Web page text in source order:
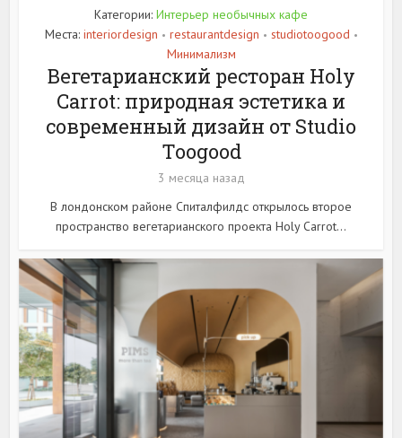
Категории: Интерьер необычных кафе
Места: interiordesign • restaurantdesign • studiotoogood •
Минимализм
Вегетарианский ресторан Holy
Carrot: природная эстетика и
современный дизайн от Studio
Toogood
3 месяца назад
В лондонском районе Спиталфилдс открылось второе
пространство вегетарианского проекта Holy Carrot...